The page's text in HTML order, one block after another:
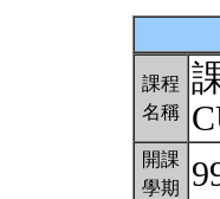
課程
名稱
開課
學期